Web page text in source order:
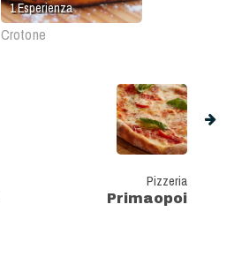
1Esperienza
Crotone
Pizzeria
Primaopoi